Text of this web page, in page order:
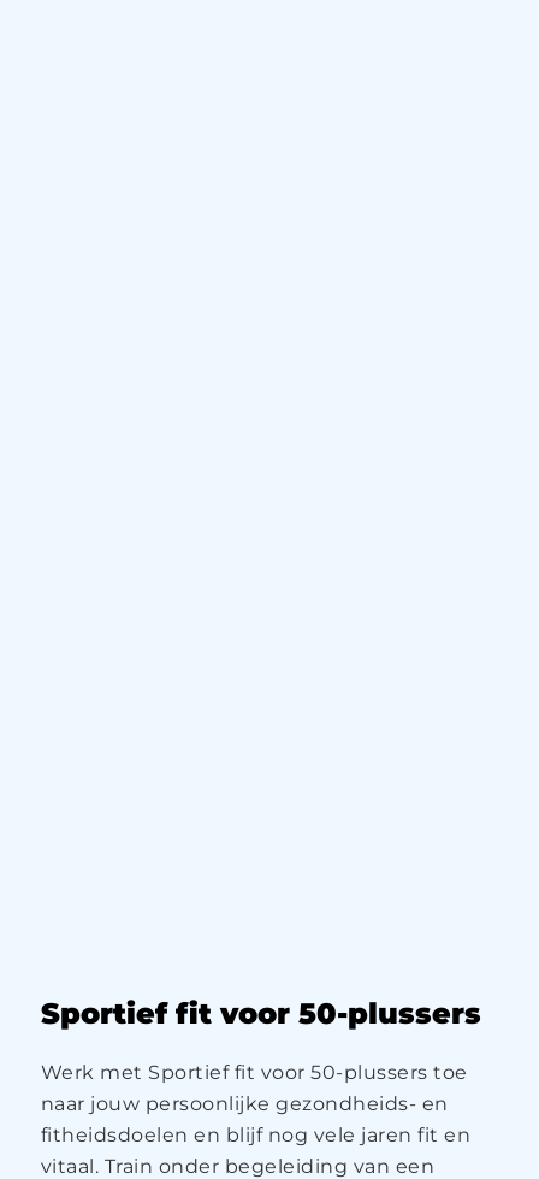
Sportief fit voor 50-plussers
Werk met Sportief fit voor 50-plussers toe
naar jouw persoonlijke gezondheids- en
fitheidsdoelen en blijf nog vele jaren fit en
vitaal. Train onder begeleiding van een